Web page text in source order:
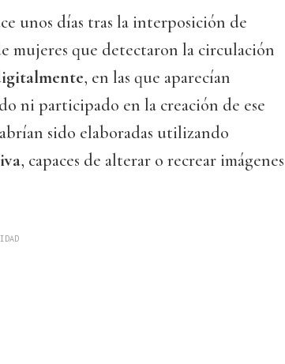
unos días tras la interposición de
mujeres que detectaron la circulación
, en las que aparecían
ni participado en la creación de ese
sido elaboradas utilizando
, capaces de alterar o recrear imágenes